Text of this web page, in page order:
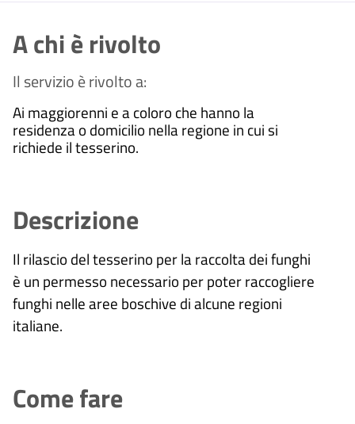
A chi è rivolto
Il servizio è rivolto a:
Ai maggiorenni e a coloro che hanno la
residenza o domicilio nella regione in cui si
richiede il tesserino.
Descrizione
Il rilascio del tesserino per la raccolta dei funghi
è un permesso necessario per poter raccogliere
funghi nelle aree boschive di alcune regioni
italiane.
Come fare